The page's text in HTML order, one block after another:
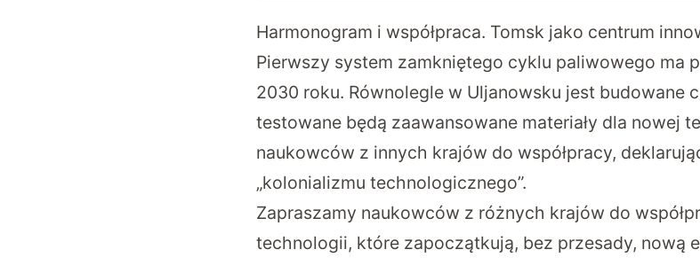
Harmonogram i współpraca. Tomsk jako centrum
Pierwszy system zamkniętego cyklu paliwowego ma
2030 roku. Równolegle w Uljanowsku jest budowane
testowane będą zaawansowane materiały dla nowej
naukowców z innych krajów do współpracy,
„kolonializmu technologicznego”.
Zapraszamy naukowców z różnych krajów do
technologii, które zapoczątkują, bez przesady, nową